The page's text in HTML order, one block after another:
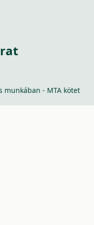
munkában - MTA kötet